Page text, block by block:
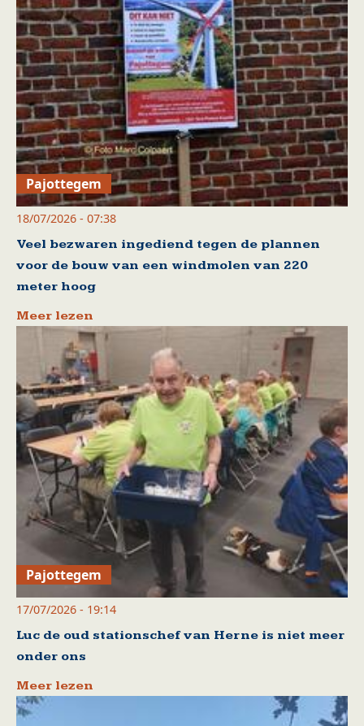
Pajottegem
18/07/2026 - 07:38
Veel bezwaren ingediend tegen de plannen
voor de bouw van een windmolen van 220
meter hoog
Meer lezen
Pajottegem
17/07/2026 - 19:14
Luc de oud stationschef van Herne is niet meer
onder ons
Meer lezen